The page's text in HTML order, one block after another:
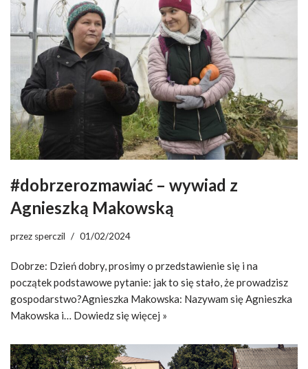
#dobrzerozmawiać – wywiad z
Agnieszką Makowską
przez sperczil 01/02/2024
Dobrze: Dzień dobry, prosimy o przedstawienie się i na
początek podstawowe pytanie: jak to się stało, że prowadzisz
gospodarstwo?Agnieszka Makowska: Nazywam się Agnieszka
Makowska i… Dowiedz się więcej »